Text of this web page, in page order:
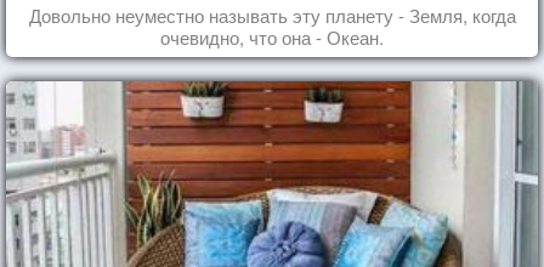
Довольно неуместно называть эту планету - Земля, когда
очевидно, что она - Океан.